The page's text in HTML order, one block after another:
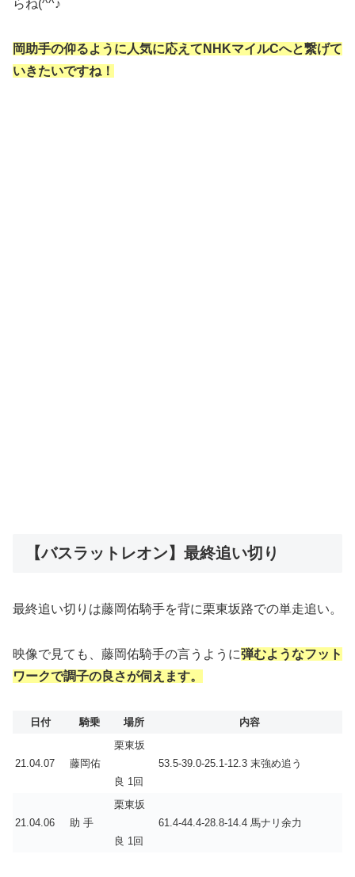
らね(^^♪
岡助手の仰るように人気に応えてNHKマイルCへと繋げて
いきたいですね！
【バスラットレオン】最終追い切り
最終追い切りは藤岡佑騎手を背に栗東坂路での単走追い。
映像で見ても、藤岡佑騎手の言うように弾むようなフット
ワークで調子の良さが伺えます。
日付 騎乗 場所 内容
21.04.07 藤岡佑
栗東坂
良 1回
53.5-39.0-25.1-12.3 末強め追う
21.04.06 助 手
栗東坂
良 1回
61.4-44.4-28.8-14.4 馬ナリ余力